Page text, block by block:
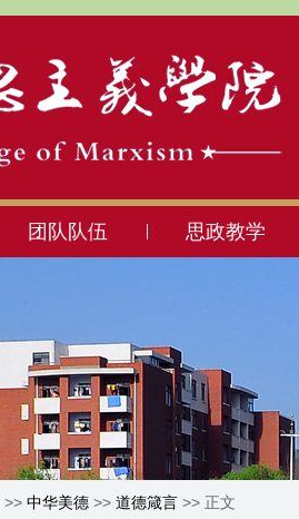
团队队伍 思政教学
>> 中华美德 >> 道德箴言 >> 正文